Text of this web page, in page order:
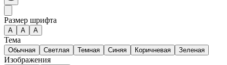
Размер шрифта
А A A
Тема
Обычная Светлая Темная Синяя Коричневая Зеленая
Изображения